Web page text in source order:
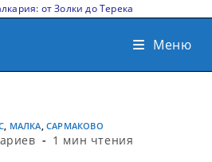
от Золки до Терека
Меню
, МАЛКА, САРМАКОВО
1 мин чтения